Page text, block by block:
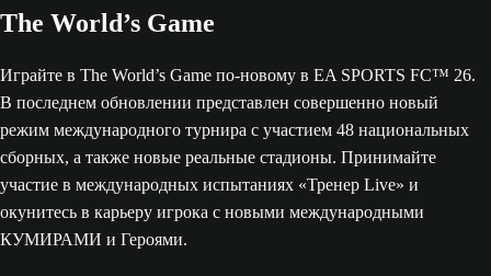
The World’s Game
Играйте в The World’s Game по-новому в EA SPORTS FC™ 26.
В последнем обновлении представлен совершенно новый
режим международного турнира с участием 48 национальных
сборных, а также новые реальные стадионы. Принимайте
участие в международных испытаниях «Тренер Live» и
окунитесь в карьеру игрока с новыми международными
КУМИРАМИ и Героями.